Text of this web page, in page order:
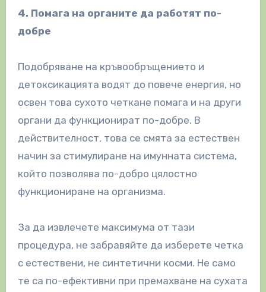
4. Помага на органите да работят по-
добре
Подобряване на кръвообръщението и
детоксикацията водят до повече енергия, но
освен това сухото четкане помага и на други
органи да функционират по-добре. В
действителност, това се смята за естествен
начин за стимулиране на имунната система,
който позволява по-добро цялостно
функциониране на организма.
За да извлечете максимума от тази
процедура, не забравяйте да изберете четка
с естествени, не синтетични косми. Не само
те са по-ефективни при премахване на сухата